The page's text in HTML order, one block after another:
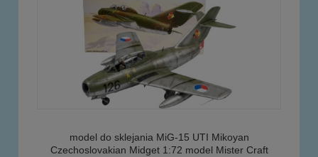
model do sklejania MiG-15 UTI Mikoyan
Czechoslovakian Midget 1:72 model Mister Craft